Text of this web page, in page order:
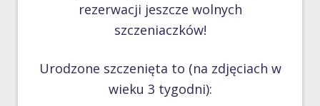
rezerwacji jeszcze wolnych
szczeniaczków!
Urodzone szczenięta to (na zdjęciach w
wieku 3 tygodni):